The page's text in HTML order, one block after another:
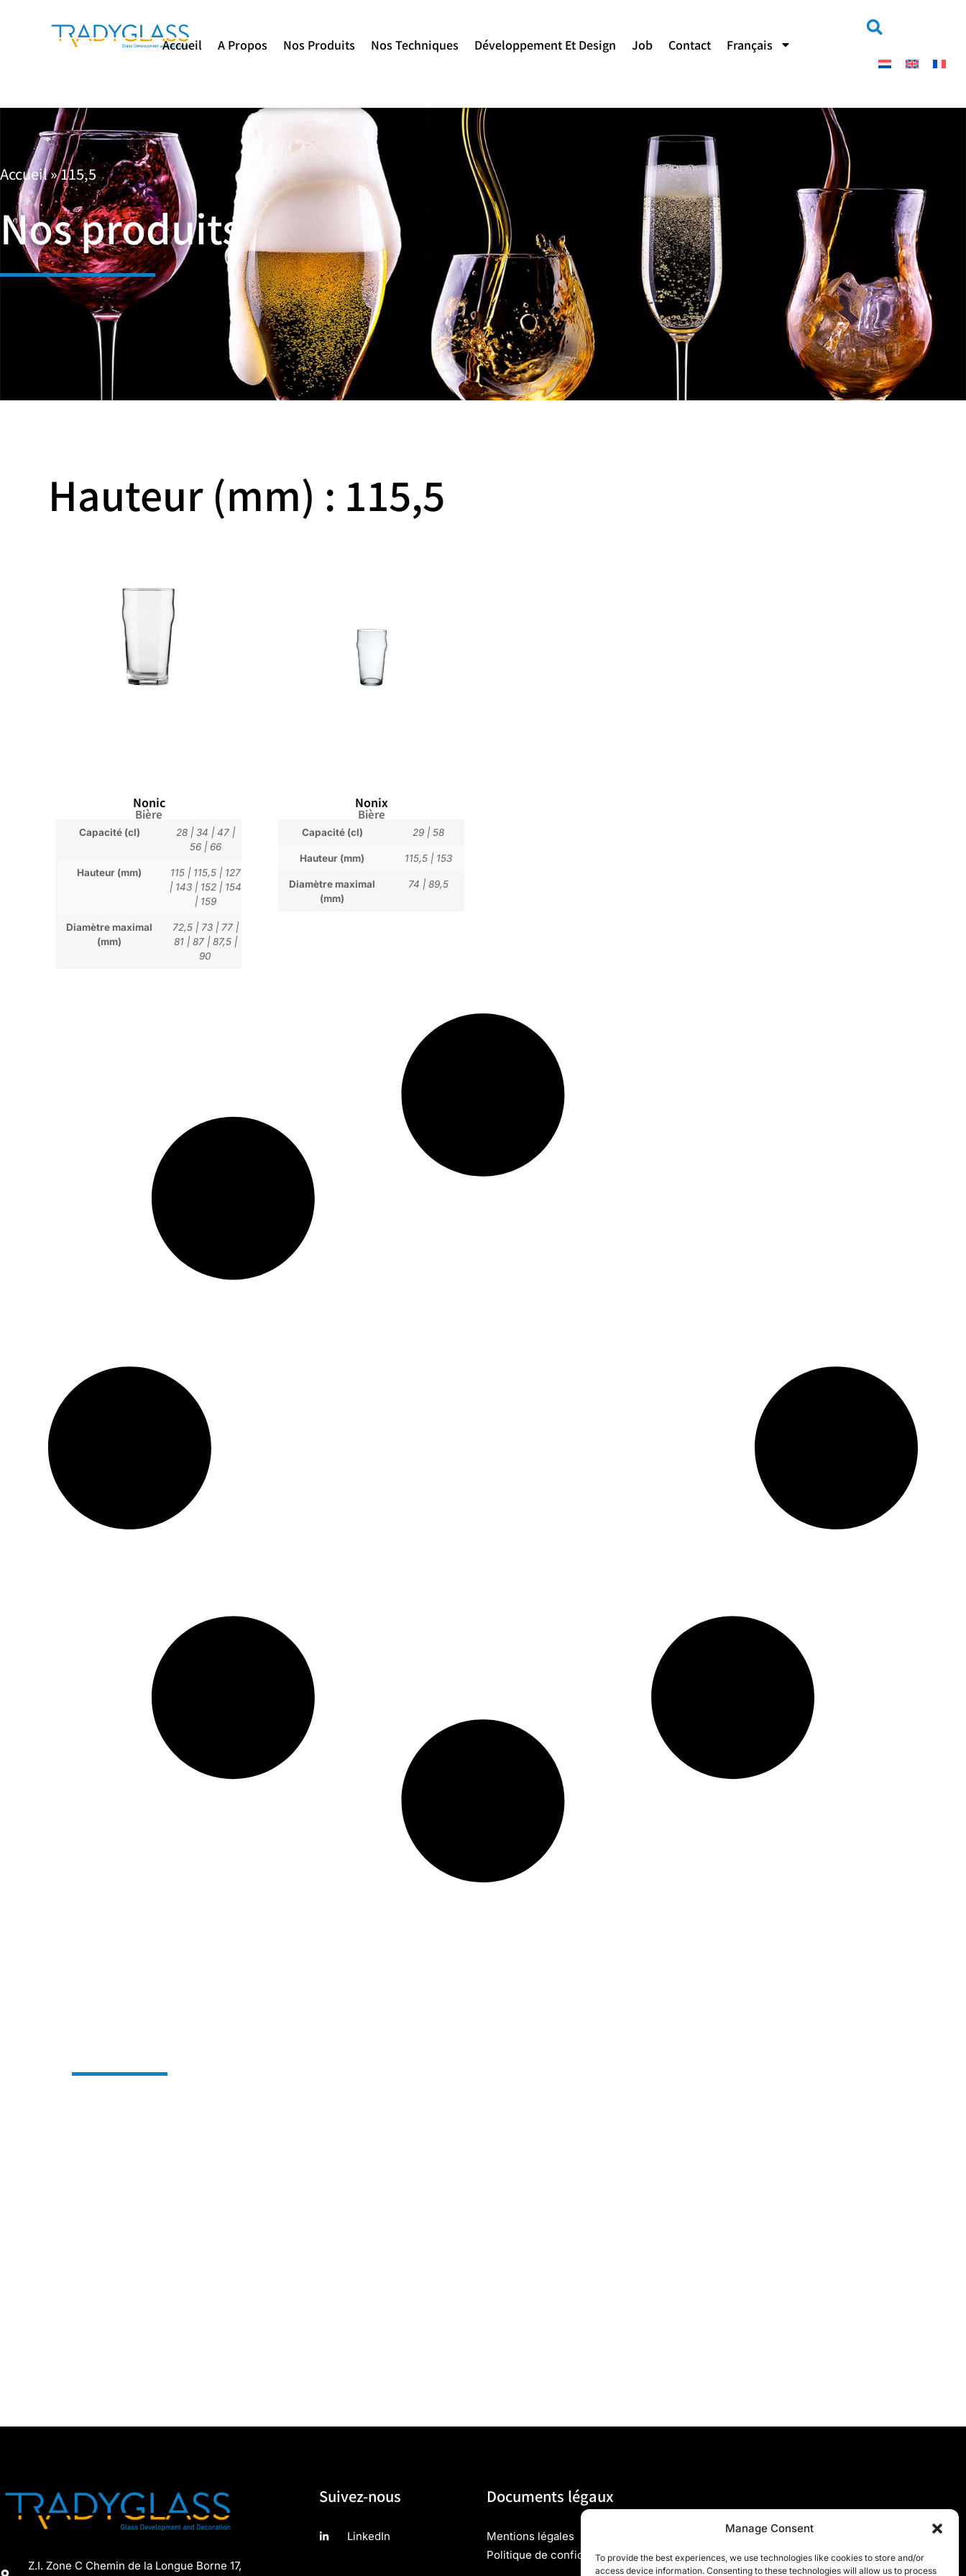
Manage Consent
To provide the best experiences, we use technologies like cookies to store and/or
access device information. Consenting to these technologies will allow us to process
Accueil A Propos Nos Produits Nos Techniques Développement Et Design Job Contact Français
Accueil»115,5
Nos produits
Hauteur (mm) : 115,5
Nonic
Bière
Capacité (cl) 28| 34 | 47|
56| 66
Hauteur (mm) 115| 115,5| 127
| 143| 152| 154
| 159
Diamètre maximal
(mm)
72,5| 73| 77|
81| 87| 87,5|
90
Nonix
Bière
Capacité (cl) 29| 58
Hauteur (mm) 115,5| 153
Diamètre maximal
(mm)
74 | 89,5
Z.I. Zone C Chemin de la Longue Borne 17,
Suivez-nous
LinkedIn
Documents légaux
Mentions légales
Politique de confidentialité